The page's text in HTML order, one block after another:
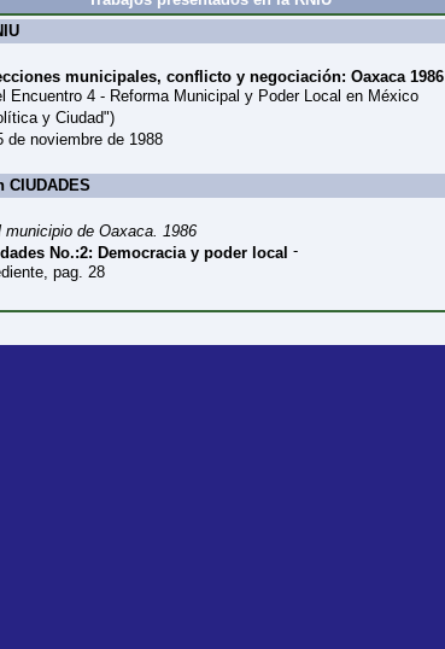
municipales, conflicto y negociación: Oaxaca 1986
Encuentro 4 - Reforma Municipal y Poder Local en México
y Ciudad")
de noviembre de 1988
municipio de Oaxaca. 1986
No.:2: Democracia y poder local -
pag. 28